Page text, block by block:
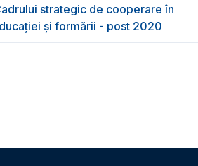
strategic de cooperare în
și formării - post 2020